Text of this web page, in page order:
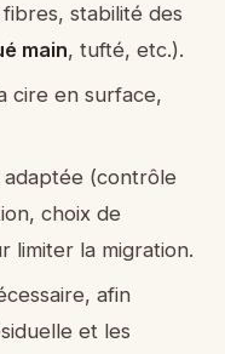
stabilité des
main, tufté, etc.).
cire en surface,
adaptée (contrôle
choix de
limiter la migration.
afin
et les